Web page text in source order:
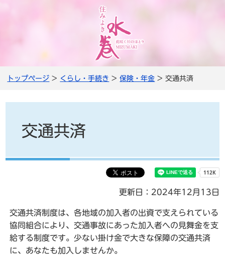
トップページ > くらし・手続き >保険・年金 > 交通共済
交通共済
更新日：2024年12月13日
交通共済制度は、各地域の加入者の出資で支えられている
協同組合により、交通事故にあった加入者への見舞金を支
給する制度です。少ない掛け金で大きな保障の交通共済
に、あなたも加入しませんか。